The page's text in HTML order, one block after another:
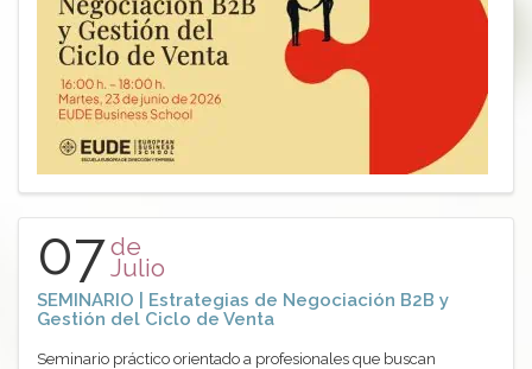
07de
Julio
SEMINARIO | Estrategias de Negociación B2B y
Gestión del Ciclo de Venta
Seminario práctico orientado a profesionales que buscan